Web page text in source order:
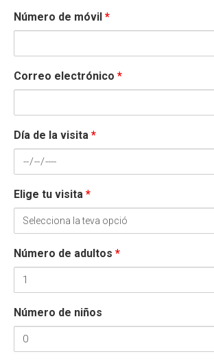
Número de móvil *
Correo electrónico *
Día de la visita *
Elige tu visita *
Número de adultos *
Número de niños